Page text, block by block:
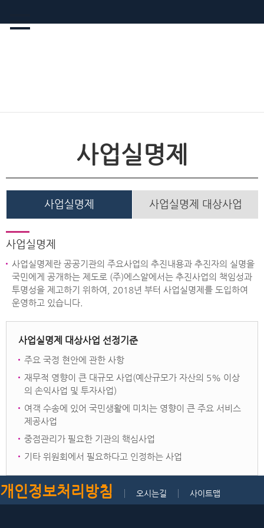
사업실명제
사업실명제 사업실명제 대상사업
사업실명제
사업실명제란 공공기관의 주요사업의 추진내용과 추진자의 실명을
국민에게 공개하는 제도로 (주)에스알에서는 추진사업의 책임성과
투명성을 제고하기 위하여, 2018년 부터 사업실명제를 도입하여
운영하고 있습니다.
사업실명제 대상사업 선정기준
주요 국정 현안에 관한 사항
재무적 영향이 큰 대규모 사업(예산규모가 자산의 5% 이상
의 손익사업 및 투자사업)
여객 수송에 있어 국민생활에 미치는 영향이 큰 주요 서비스
제공사업
중점관리가 필요한 기관의 핵심사업
기타 위원회에서 필요하다고 인정하는 사업
개인정보처리방침 오시는길 사이트맵